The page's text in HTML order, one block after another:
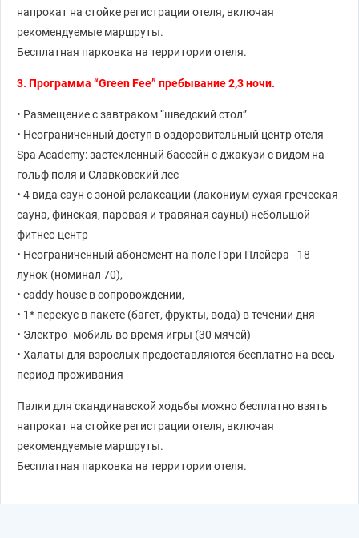
напрокат на стойке регистрации отеля, включая
рекомендуемые маршруты.
Бесплатная парковка на территории отеля.
3. Программа “Green Fee” пребывание 2,3 ночи.
• Размещение с завтраком “шведский стол”
• Неограниченный доступ в оздоровительный центр отеля
Spa Academy: застекленный бассейн с джакузи с видом на
гольф поля и Славковский лес
• 4 вида саун с зоной релаксации (лакониум-сухая греческая
сауна, финская, паровая и травяная сауны) небольшой
фитнес-центр
• Неограниченный абонемент на поле Гэри Плейера - 18
лунок (номинал 70),
• caddy house в сопровождении,
• 1* перекус в пакете (багет, фрукты, вода) в течении дня
• Электро -мобиль во время игры (30 мячей)
• Халаты для взрослых предоставляются бесплатно на весь
период проживания
Палки для скандинавской ходьбы можно бесплатно взять
напрокат на стойке регистрации отеля, включая
рекомендуемые маршруты.
Бесплатная парковка на территории отеля.